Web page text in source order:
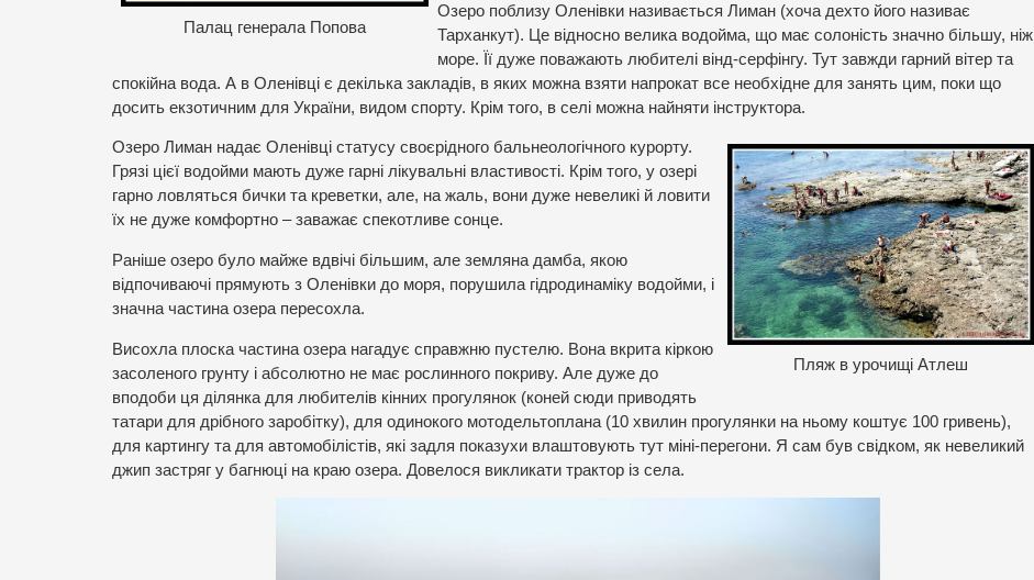
Палац генерала Попова
Озеро поблизу Оленівки називається Лиман (хоча дехто його називає
Тарханкут). Це відносно велика водойма, що має солоність значно більшу, ніж
море. Її дуже поважають любителі вінд-серфінгу. Тут завжди гарний вітер та
спокійна вода. А в Оленівці є декілька закладів, в яких можна взяти напрокат все необхідне для занять цим, поки що
досить екзотичним для України, видом спорту. Крім того, в селі можна найняти інструктора.
Пляж в урочищі Атлеш
Озеро Лиман надає Оленівці статусу своєрідного бальнеологічного курорту.
Грязі цієї водойми мають дуже гарні лікувальні властивості. Крім того, у озері
гарно ловляться бички та креветки, але, на жаль, вони дуже невеликі й ловити
їх не дуже комфортно – заважає спекотливе сонце.
Раніше озеро було майже вдвічі більшим, але земляна дамба, якою
відпочиваючі прямують з Оленівки до моря, порушила гідродинаміку водойми, і
значна частина озера пересохла.
Висохла плоска частина озера нагадує справжню пустелю. Вона вкрита кіркою
засоленого грунту і абсолютно не має рослинного покриву. Але дуже до
вподоби ця ділянка для любителів кінних прогулянок (коней сюди приводять
татари для дрібного заробітку), для одинокого мотодельтоплана (10 хвилин прогулянки на ньому коштує 100 гривень),
для картингу та для автомобілістів, які задля показухи влаштовують тут міні-перегони. Я сам був свідком, як невеликий
джип застряг у багнюці на краю озера. Довелося викликати трактор із села.